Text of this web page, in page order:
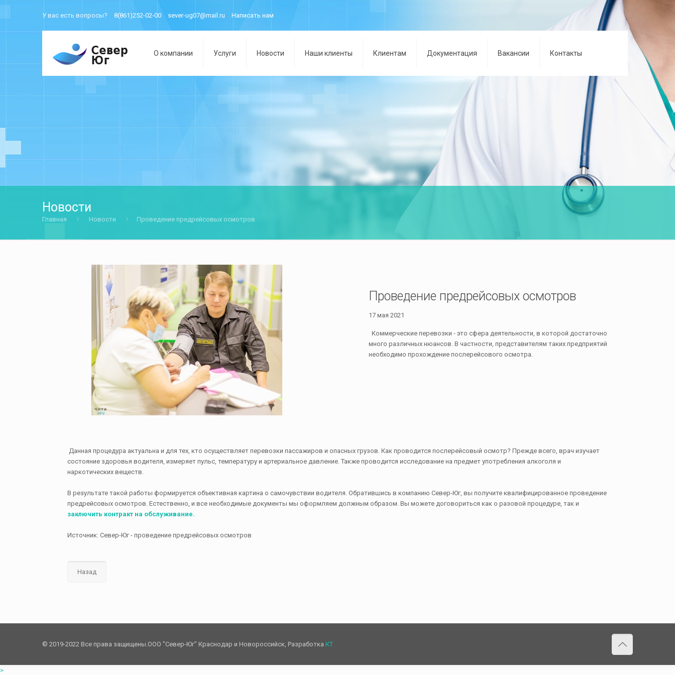
У вас есть вопросы? 8(861)252-02-00 sever-ug07@mail.ru Написать нам
О компании Услуги Новости Наши клиенты Клиентам Документация Вакансии Контакты
Новости
Главная Новости Проведение предрейсовых осмотров
Проведение предрейсовых осмотров
17 мая 2021
Коммерческие перевозки - это сфера деятельности, в которой достаточно
много различных нюансов. В частности, представителям таких предприятий
необходимо прохождение послерейсового осмотра.
Данная процедура актуальна и для тех, кто осуществляет перевозки пассажиров и опасных грузов. Как проводится послерейсовый осмотр? Прежде всего, врач изучает
состояние здоровья водителя, измеряет пульс, температуру и артериальное давление. Также проводится исследование на предмет употребления алкоголя и
наркотических веществ.
В результате такой работы формируется объективная картина о самочувствии водителя. Обратившись в компанию Север-Юг, вы получите квалифицированное проведение
предрейсовых осмотров. Естественно, и все необходимые документы мы оформляем должным образом. Вы можете договориться как о разовой процедуре, так и
заключить контракт на обслуживание.
Источник: Север-Юг - проведение предрейсовых осмотров
Назад
© 2019-2022 Все права защищены.OOO "Север-Юг" Краснодар и Новороссийск, Разработка КТ
>